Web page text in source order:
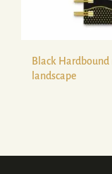
Black
landscape